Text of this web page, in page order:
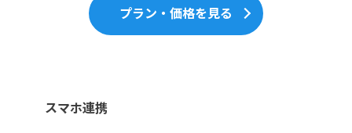
プラン・価格を見る
スマホ連携